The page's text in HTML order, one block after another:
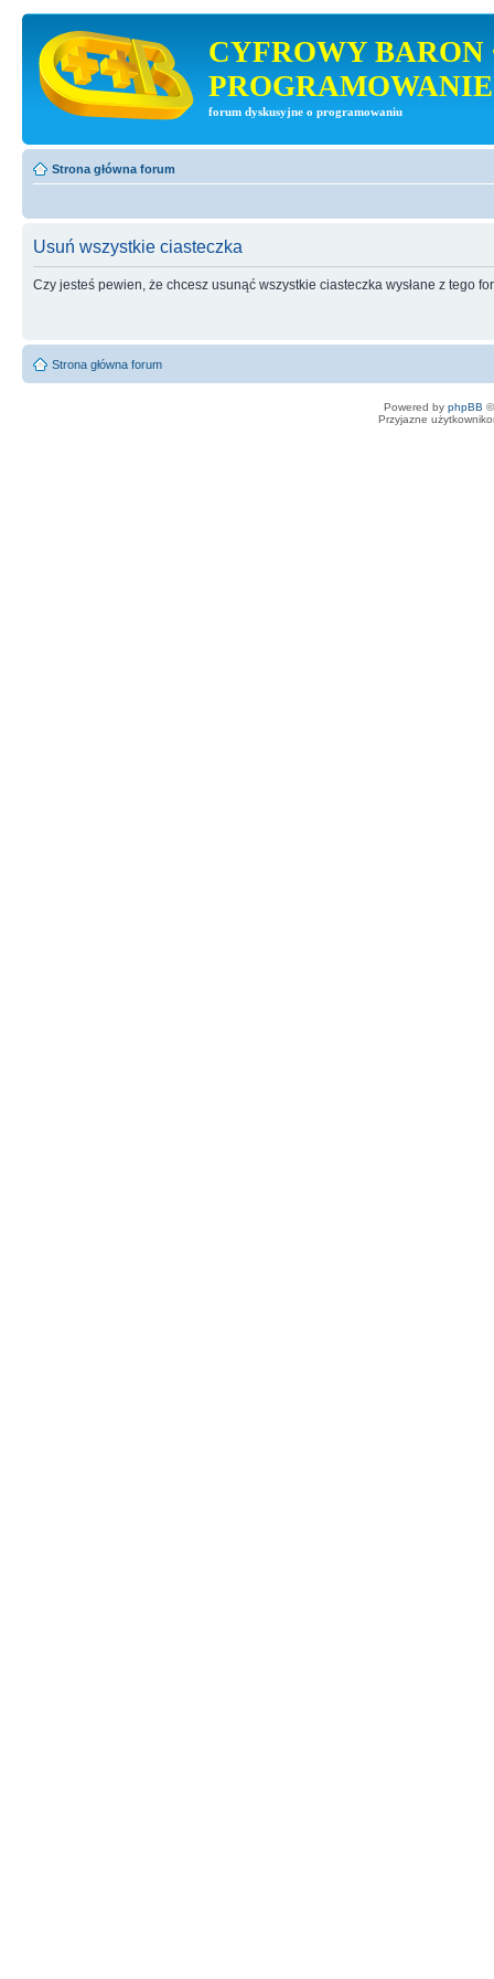
CYFROWY BARON
PROGRAMOWANIE
forum dyskusyjne o programowaniu
Strona główna forum
Usuń wszystkie ciasteczka
Czy jesteś pewien, że chcesz usunąć wszystkie ciasteczka wysłane z tego
Strona główna forum
Powered by phpBB
Przyjazne